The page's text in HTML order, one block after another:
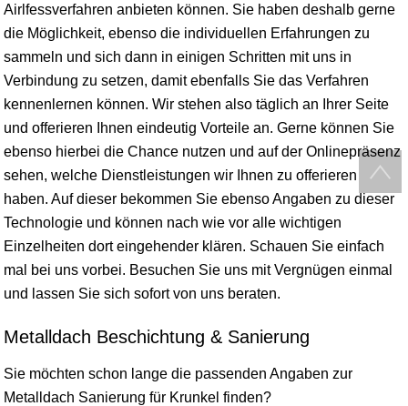
Airlfessverfahren anbieten können. Sie haben deshalb gerne
die Möglichkeit, ebenso die individuellen Erfahrungen zu
sammeln und sich dann in einigen Schritten mit uns in
Verbindung zu setzen, damit ebenfalls Sie das Verfahren
kennenlernen können. Wir stehen also täglich an Ihrer Seite
und offerieren Ihnen eindeutig Vorteile an. Gerne können Sie
ebenso hierbei die Chance nutzen und auf der Onlinepräsenz
sehen, welche Dienstleistungen wir Ihnen zu offerieren
haben. Auf dieser bekommen Sie ebenso Angaben zu dieser
Technologie und können nach wie vor alle wichtigen
Einzelheiten dort eingehender klären. Schauen Sie einfach
mal bei uns vorbei. Besuchen Sie uns mit Vergnügen einmal
und lassen Sie sich sofort von uns beraten.
Metalldach Beschichtung & Sanierung
Sie möchten schon lange die passenden Angaben zur
Metalldach Sanierung für Krunkel finden?